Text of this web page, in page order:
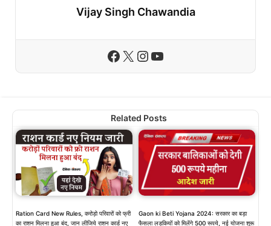
Vijay Singh Chawandia
Facebook
X Instagram
YouTube
Related Posts
Ration Card New Rules, करोड़ो परिवारों को फ्री
का राशन मिलना हुआ बंद, जान लीजिये राशन कार्ड नए
Gaon ki Beti Yojana 2024: सरकार का बड़ा
फैसला लड़कियों को मिलेंगे 500 रूपये, नई योजना शुरू